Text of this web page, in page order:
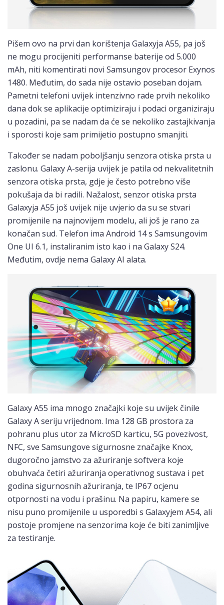
Pišem ovo na prvi dan korištenja Galaxyja A55, pa još
ne mogu procijeniti performanse baterije od 5.000
mAh, niti komentirati novi Samsungov procesor Exynos
1480. Međutim, do sada nije ostavio poseban dojam.
Pametni telefoni uvijek intenzivno rade prvih nekoliko
dana dok se aplikacije optimiziraju i podaci organiziraju
u pozadini, pa se nadam da će se nekoliko zastajkivanja
i sporosti koje sam primijetio postupno smanjiti.
Također se nadam poboljšanju senzora otiska prsta u
zaslonu. Galaxy A-serija uvijek je patila od nekvalitetnih
senzora otiska prsta, gdje je često potrebno više
pokušaja da bi radili. Nažalost, senzor otiska prsta
Galaxyja A55 još uvijek nije uvjerio da su se stvari
promijenile na najnovijem modelu, ali još je rano za
konačan sud. Telefon ima Android 14 s Samsungovim
One UI 6.1, instaliranim isto kao i na Galaxy S24.
Međutim, ovdje nema Galaxy AI alata.
Galaxy A55 ima mnogo značajki koje su uvijek činile
Galaxy A seriju vrijednom. Ima 128 GB prostora za
pohranu plus utor za MicroSD karticu, 5G povezivost,
NFC, sve Samsungove sigurnosne značajke Knox,
dugoročno jamstvo za ažuriranje softvera koje
obuhvaća četiri ažuriranja operativnog sustava i pet
godina sigurnosnih ažuriranja, te IP67 ocjenu
otpornosti na vodu i prašinu. Na papiru, kamere se
nisu puno promijenile u usporedbi s Galaxyjem A54, ali
postoje promjene na senzorima koje će biti zanimljive
za testiranje.